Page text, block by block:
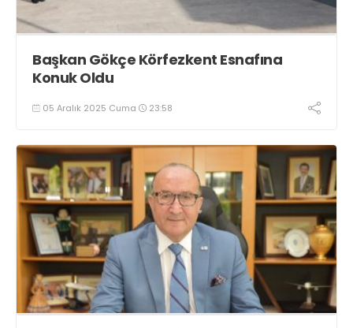
Başkan Gökçe Körfezkent Esnafına
Konuk Oldu
05 Aralık 2025 Cuma 23:58